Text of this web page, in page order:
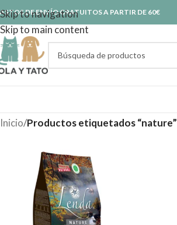
Skip to navigation
Skip to main content
DE ENVÍO GRATUITOS A PARTIR DE 60€
Inicio/Productos etiquetados “nature”